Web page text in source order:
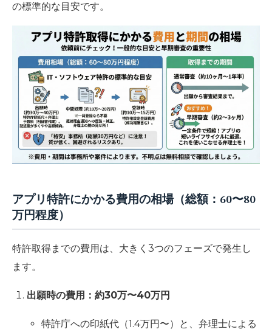
の標準的な目安です。
アプリ特許にかかる費用の相場（総額：60〜80
万円程度）
特許取得までの費用は、大きく3つのフェーズで発生し
ます。
出願時の費用：約30万〜40万円
特許庁への印紙代（1.4万円〜）と、弁理士による